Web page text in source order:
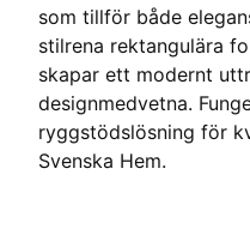
som tillför både
stilrena rektangulära
skapar ett modernt
designmedvetna.
ryggstödslösning för
Svenska Hem.